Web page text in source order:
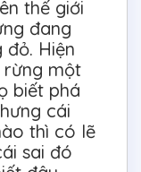
thế giới
đang
Hiện
rừng một
biết phá
cái
thì có lẽ
sai đó